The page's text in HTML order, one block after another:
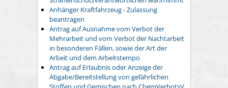
Anhänger Kraftfahrzeug - Zulassung
beantragen
Antrag auf Ausnahme vom Verbot der
Mehrarbeit und vom Verbot der Nachtarbeit
in besonderen Fällen, sowie der Art der
Arbeit und dem Arbeitstempo
Antrag auf Erlaubnis oder Anzeige der
Abgabe/Bereitstellung von gefährlichen